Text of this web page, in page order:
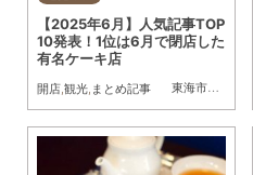
東海市
,大府市
【2025年6月】人気記事TOP
10発表！1位は6月で閉店した
有名ケーキ店
開店,観光, まとめ記事